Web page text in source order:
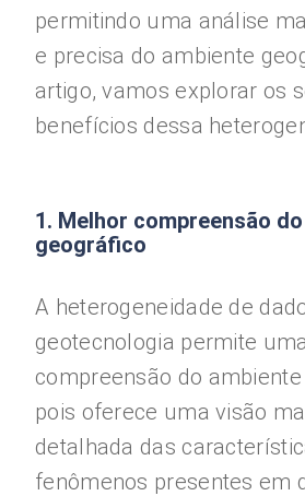
permitindo uma análise
e precisa do ambiente
artigo, vamos explorar os
benefícios dessa
1. Melhor compreensão
geográfico
A heterogeneidade de
geotecnologia permite
compreensão do
pois oferece uma visão
detalhada das
fenômenos presentes em